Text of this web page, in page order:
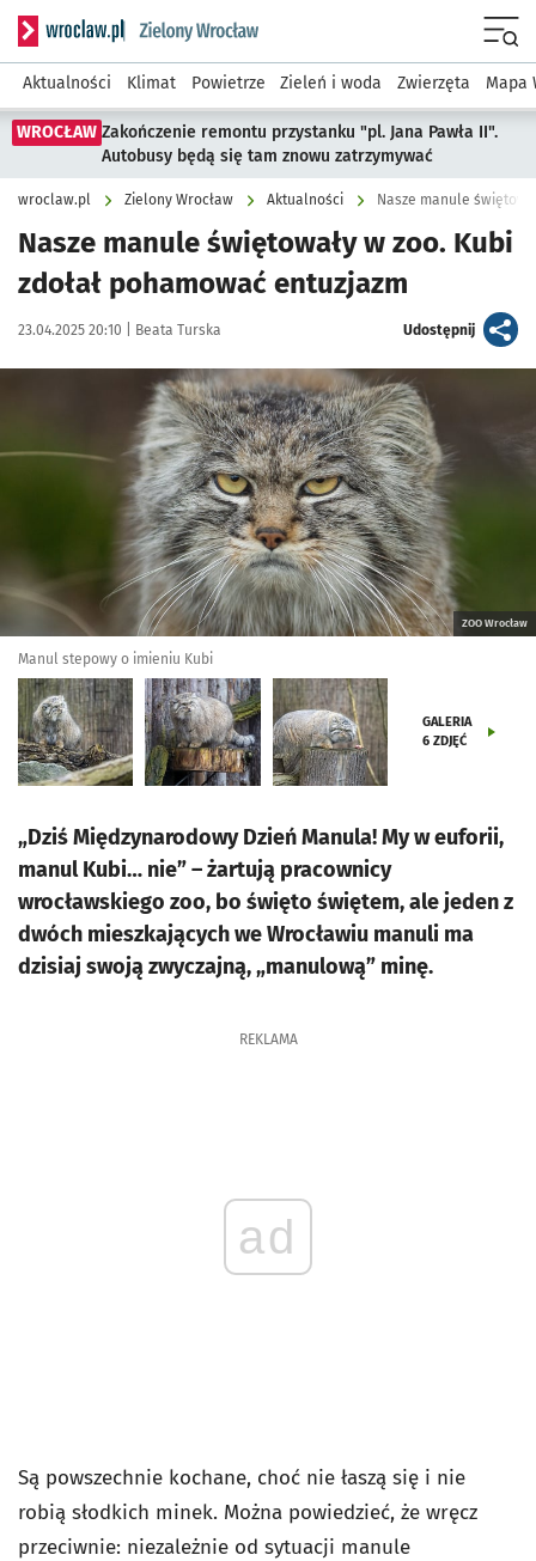
Serwis informacyjny wroclaw.pl podserwis: Środowisko we
Aktualności Klimat Powietrze Zieleń i woda Zwierzęta Mapa
WROCŁAW Zakończenie remontu przystanku "pl. Jana Pawła II".
Autobusy będą się tam znowu zatrzymywać
wroclaw.pl Zielony Wrocław Aktualności Nasze manule
Nasze manule świętowały w zoo. Kubi
zdołał pohamować entuzjazm
Data publikacji:
23.04.2025 20:10 | Autor:
Beata Turska Udostępnijartykuł
Kliknij, aby zobaczyć galerię
ZOO Wrocław
Manul stepowy o imieniu Kubi
GALERIA
6 ZDJĘĆ
„Dziś Międzynarodowy Dzień Manula! My w euforii,
manul Kubi… nie” – żartują pracownicy
wrocławskiego zoo, bo święto świętem, ale jeden z
dwóch mieszkających we Wrocławiu manuli ma
dzisiaj swoją zwyczajną, „manulową” minę.
REKLAMA
ad
Są powszechnie kochane, choć nie łaszą się i nie
robią słodkich minek. Można powiedzieć, że wręcz
przeciwnie: niezależnie od sytuacji manule